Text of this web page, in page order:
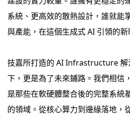
系統、更高效的散熱設計，誰就能
與產能，在這個生成式 AI 引領的新
技嘉所打造的 AI Infrastructure 解
下，更是為了未來鋪路。我們相信
是那些在軟硬體整合後的完整系統
的領域。從核心算力到邊緣落地，